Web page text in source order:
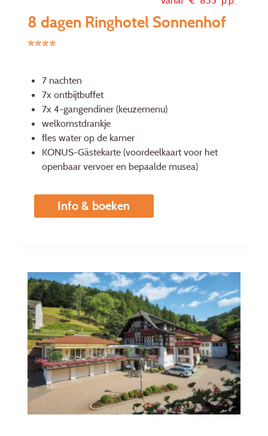
8 dagen Ringhotel Sonnenhof
****
7 nachten
7x ontbijtbuffet
7x 4-gangendiner (keuzemenu)
welkomstdrankje
fles water op de kamer
KONUS-Gästekarte (voordeelkaart voor het
openbaar vervoer en bepaalde musea)
Info & boeken